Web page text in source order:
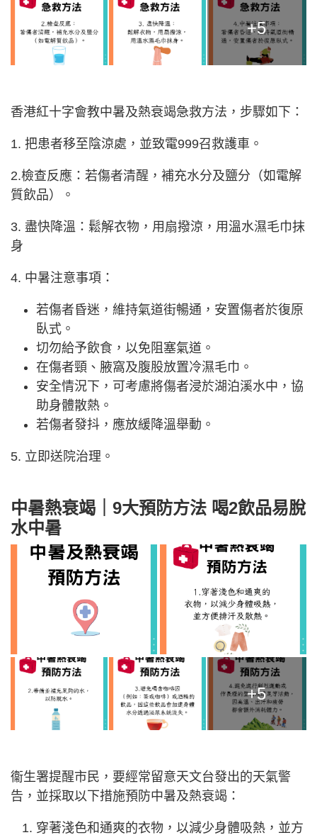
+5
香港紅十字會教中暑及熱衰竭急救方法，步驟如下：
1. 把患者移至陰涼處，並致電999召救護車。
2.檢查反應：若傷者清醒，補充水分及鹽分（如電解
質飲品）。
3. 盡快降溫：鬆解衣物，用扇撥涼，用溫水濕毛巾抹
身
4. 中暑注意事項：
若傷者昏迷，維持氣道街暢通，安置傷者於復原
臥式。
切勿給予飲食，以免阻塞氣道。
在傷者頸、腋窩及腹股放置冷濕毛巾。
安全情況下，可考慮將傷者浸於湖泊溪水中，協
助身體散熱。
若傷者發抖，應放緩降溫舉動。
5. 立即送院治理。
中暑熱衰竭｜9大預防方法 喝2飲品易脫
水中暑
+5
衞生署提醒市民，要經常留意天文台發出的天氣警
告，並採取以下措施預防中暑及熱衰竭：
穿著淺色和通爽的衣物，以減少身體吸熱，並方